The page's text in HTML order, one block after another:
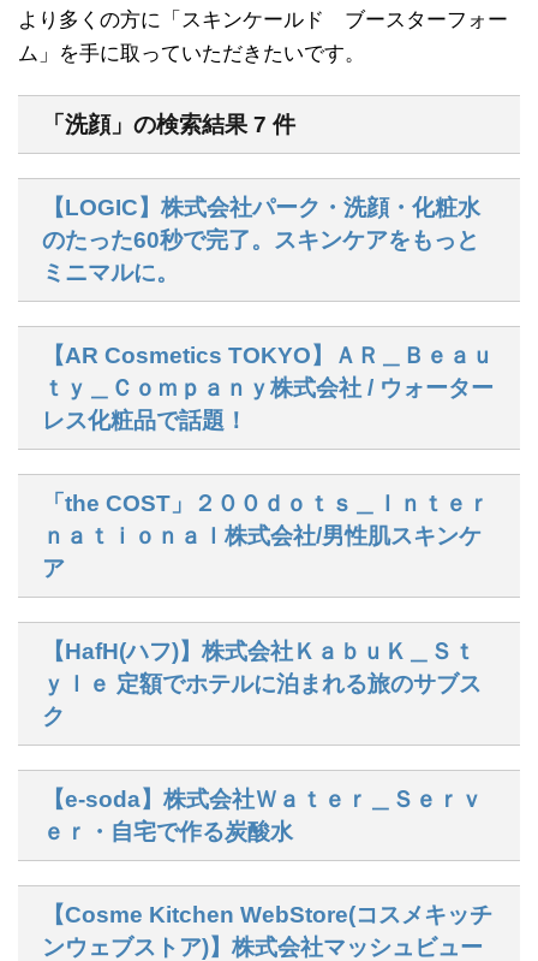
より多くの方に「スキンケールド ブースターフォー
ム」を手に取っていただきたいです。
「洗顔」の検索結果 7 件
【LOGIC】株式会社パーク・洗顔・化粧水
のたった60秒で完了。スキンケアをもっと
ミニマルに。
【AR Cosmetics TOKYO】ＡＲ＿Ｂｅａｕ
ｔｙ＿Ｃｏｍｐａｎｙ株式会社 / ウォーター
レス化粧品で話題！
「the COST」２００ｄｏｔｓ＿Ｉｎｔｅｒ
ｎａｔｉｏｎａｌ株式会社/男性肌スキンケ
ア
【HafH(ハフ)】株式会社ＫａｂｕＫ＿Ｓｔ
ｙｌｅ 定額でホテルに泊まれる旅のサブス
ク
【e-soda】株式会社Ｗａｔｅｒ＿Ｓｅｒｖ
ｅｒ・自宅で作る炭酸水
【Cosme Kitchen WebStore(コスメキッチ
ンウェブストア)】株式会社マッシュビュー